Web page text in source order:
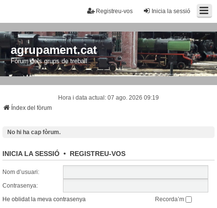
Inicia la sessió
Registreu-vos
agrupament.cat
Fòrum dels grups de treball
Hora i data actual: 07 ago. 2026 09:19
Índex del fòrum
No hi ha cap fòrum.
INICIA LA SESSIÓ • REGISTREU-VOS
Nom d’usuari:
Contrasenya:
He oblidat la meva contrasenya
Recorda’m